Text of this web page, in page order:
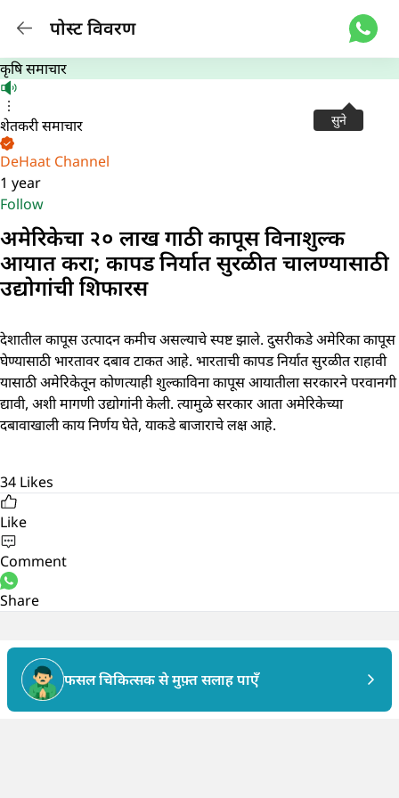
पोस्ट विवरण
सुने
कृषि समाचार
शेतकरी समाचार
DeHaat Channel
1 year
Follow
अमेरिकेचा २० लाख गाठी कापूस विनाशुल्क
आयात करा; कापड निर्यात सुरळीत चालण्यासाठी
उद्योगांची शिफारस
देशातील कापूस उत्पादन कमीच असल्याचे स्पष्ट झाले. दुसरीकडे अमेरिका कापूस
घेण्यासाठी भारतावर दबाव टाकत आहे. भारताची कापड निर्यात सुरळीत राहावी
यासाठी अमेरिकेतून कोणत्याही शुल्काविना कापूस आयातीला सरकारने परवानगी
द्यावी, अशी मागणी उद्योगांनी केली. त्यामुळे सरकार आता अमेरिकेच्या
दबावाखाली काय निर्णय घेते, याकडे बाजाराचे लक्ष आहे.
34 Likes
Like
Comment
Share
फसल चिकित्सक से मुफ़्त सलाह पाएँ